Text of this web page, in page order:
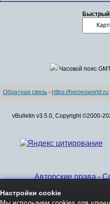
Быстрый
Часовой пояс
Обратная связь - https://heroesworld.ru
vBulletin v3.5.0, Copyright ©2000-
Авторские права -
Настройки cookie
Мы используем cookies для